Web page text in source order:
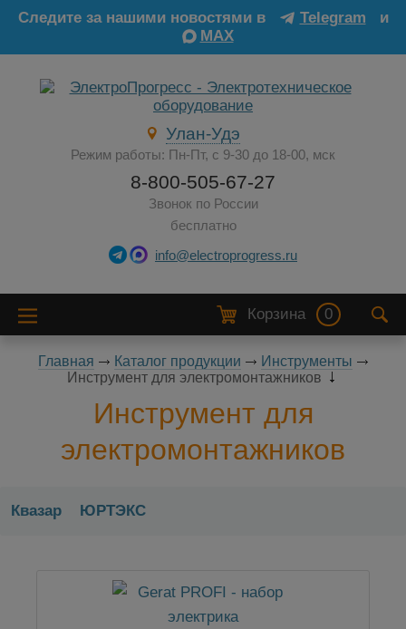
Следите за нашими новостями в Telegram
и
MAX
Улан-Удэ
Режим работы: Пн-Пт, с 9-30 до 18-00, мск
8-800-505-67-27
Звонок по России
бесплатно
info@electroprogress.ru
Корзина 0
Главная Каталог продукции
Инструменты
Инструмент для электромонтажников
Инструмент для
электромонтажников
Квазар ЮРТЭКС